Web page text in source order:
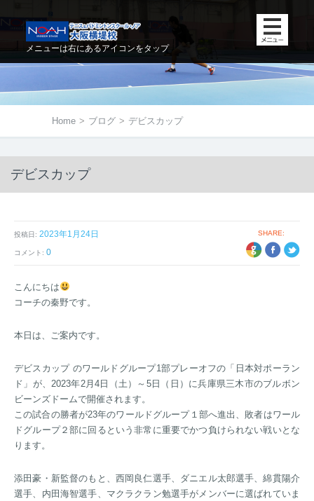
メニューは右にあるアイコンをタップ
Home > ブログ > デビスカップ
デビスカップ
SHARE:
TWITTER
投稿日: 2023年1月24日
コメント: 0
こんにちは
コーチの秦野です。
本日は、ご案内です。
デビスカップ のワールドグループ1部プレーオフの「日本対ポーラン
ド」が、2023年2月4日（土）～5日（日）に兵庫県三木市のブルボン
ビーンズドームで開催されます。
この試合の勝者が23年のワールドグループ１部へ進出、敗者はワール
ドグループ２部に回るという非常に重要でかつ負けられない戦いとな
ります。
添田豪・新監督のもと、西岡良仁選手、ダニエル太郎選手、綿貫陽介
選手、内田海智選手、マクラクラン勉選手がメンバーに選ばれていま